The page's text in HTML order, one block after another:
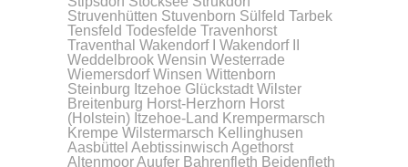
Struvenhütten Stuvenborn Sülfeld Tarbek
Tensfeld Todesfelde Travenhorst
Traventhal Wakendorf I
Wakendorf II
Weddelbrook Wensin Westerrade
Wiemersdorf Winsen Wittenborn
Steinburg Itzehoe Glückstadt Wilster
Breitenburg Horst-Herzhorn Horst
(Holstein) Itzehoe-Land Krempermarsch
Krempe Wilstermarsch Kellinghusen
Aasbüttel Aebtissinwisch Agethorst
AltenmoorAuufer Bahrenfleth Beidenfleth